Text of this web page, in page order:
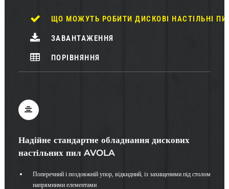
ЩО МОЖУТЬ РОБИТИ ДИСКОВІ НАСТІЛЬНІ
ЗАВАНТАЖЕННЯ
ПОРІВНЯННЯ
Надійне стандартне обладнання дискових
настільних пил AVOLA
Поперечний і поздовжній упор, відкидний, із захищеними під столом
напрямними елементами